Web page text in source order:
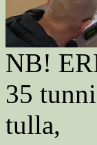
NB!
35
tulla,